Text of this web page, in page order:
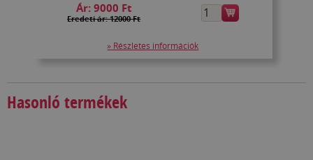
Ár: 9000 Ft
Eredeti ár: 12000 Ft
» Részletes információk
Hasonló termékek